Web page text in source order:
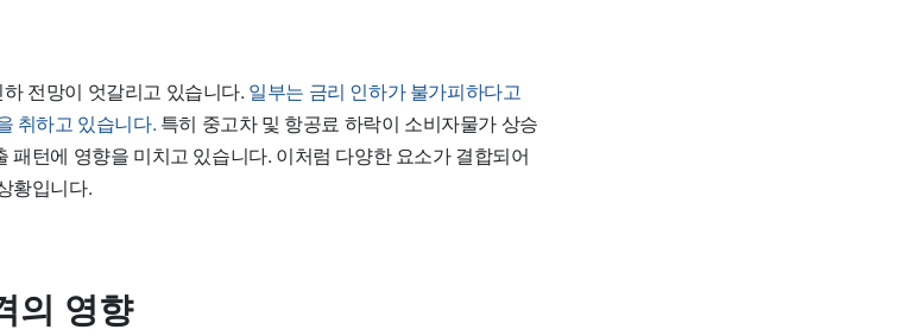
전망이 엇갈리고 있습니다. 일부는 금리 인하가 불가피하다고
취하고 있습니다. 특히 중고차 및 항공료 하락이 소비자물가 상승
패턴에 영향을 미치고 있습니다. 이처럼 다양한 요소가 결합되어
황입니다.
의 영향